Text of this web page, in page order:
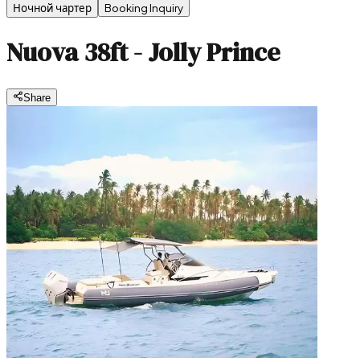
Ночной чартер Booking Inquiry
Nuova 38ft - Jolly Prince
Share